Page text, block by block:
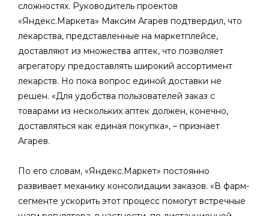
сложностях. Руководитель проектов
«Яндекс.Маркета» Максим Агарев подтвердил, что
лекарства, представленные на маркетплейсе,
доставляют из множества аптек, что позволяет
агрегатору предоставлять широкий ассортимент
лекарств. Но пока вопрос единой доставки не
решен. «Для удобства пользователей заказ с
товарами из нескольких аптек должен, конечно,
доставляться как единая покупка», – признает
Агарев.
По его словам, «Яндекс.Маркет» постоянно
развивает механику консолидации заказов. «В фарм-
сегменте ускорить этот процесс помогут встречные